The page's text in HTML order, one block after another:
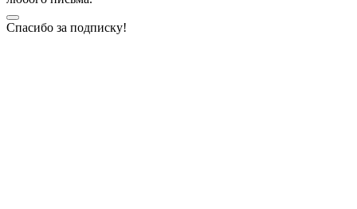
Спасибо за подписку!